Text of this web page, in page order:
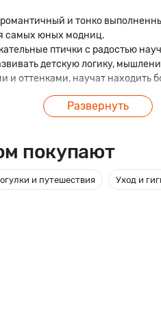
и тонко
самых юных модниц.
птички с радостью
детскую логику,
и оттенками, научат находить
Развернуть
покупают
и путешествия Уход и